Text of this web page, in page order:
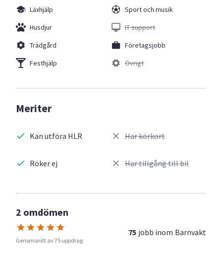
Läxhjälp
Husdjur
Trädgård
Festhjälp
Sport och musik
IT support
Företagsjobb
Övrigt
Meriter
Kan utföra HLR
Röker ej
Har körkort
Har tillgång till bil
2 omdömen
Genomsnitt av 75 uppdrag
75 jobb inom Barnvakt